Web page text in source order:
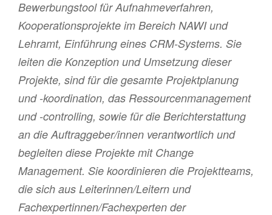
Bewerbungstool für Aufnahmeverfahren,
Kooperationsprojekte im Bereich NAWI und
Lehramt, Einführung eines CRM-Systems. Sie
leiten die Konzeption und Umsetzung dieser
Projekte, sind für die gesamte Projektplanung
und -koordination, das Ressourcenmanagement
und -controlling, sowie für die Berichterstattung
an die Auftraggeber/innen verantwortlich und
begleiten diese Projekte mit Change
Management. Sie koordinieren die Projektteams,
die sich aus Leiterinnen/Leitern und
Fachexpertinnen/Fachexperten der